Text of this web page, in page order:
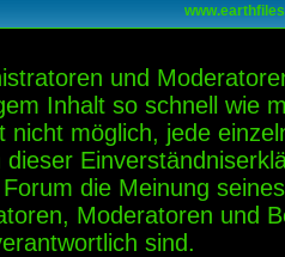
und
Inhalt so schnell wie
nicht möglich, jede
dieser
die Meinung
Moderatoren und
sind.